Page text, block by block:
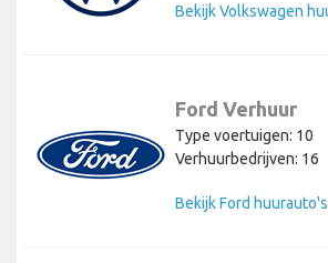
Bekijk Volkswagen
Ford Verhuur
Type voertuigen: 10
Verhuurbedrijven: 16
Bekijk Ford huurauto's